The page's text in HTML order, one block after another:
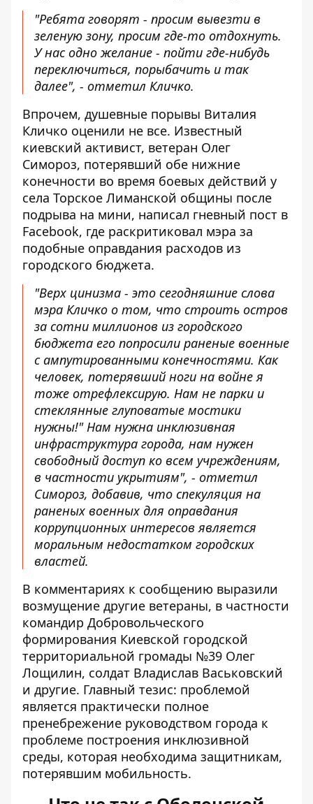
"Ребята говорят - просим вывезти в
зеленую зону, просим где-то отдохнуть.
У нас одно желание - пойти где-нибудь
переключиться, порыбачить и так
далее", - отметил Кличко.
Впрочем, душевные порывы Виталия
Кличко оценили не все. Известный
киевский активист, ветеран Олег
Симороз, потерявший обе нижние
конечности во время боевых действий у
села Торское Лиманской общины после
подрыва на мини, написал гневный пост в
Facebook, где раскритиковал мэра за
подобные оправдания расходов из
городского бюджета.
"Верх цинизма - это сегодняшние слова
мэра Кличко о том, что строить остров
за сотни миллионов из городского
бюджета его попросили раненые военные
с ампутированными конечностями. Как
человек, потерявший ноги на войне я
тоже отрефлексирую. Нам не парки и
стеклянные глуповатые мостики
нужны!" Нам нужна инклюзивная
инфраструктура города, нам нужен
свободный доступ ко всем учреждениям,
в частности укрытиям", - отметил
Симороз, добавив, что спекуляция на
раненых военных для оправдания
коррупционных интересов является
моральным недостатком городских
властей.
В комментариях к сообщению выразили
возмущение другие ветераны, в частности
командир Добровольческого
формирования Киевской городской
территориальной громады №39 Олег
Лощилин, солдат Владислав Васьковский
и другие. Главный тезис: проблемой
является практически полное
пренебрежение руководством города к
проблеме построения инклюзивной
среды, которая необходима защитникам,
потерявшим мобильность.